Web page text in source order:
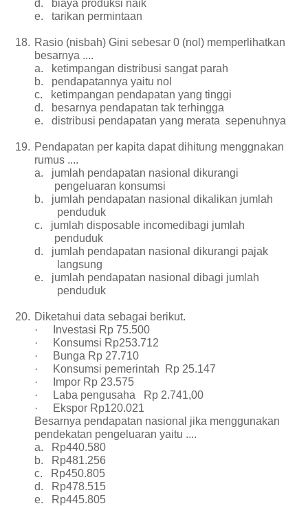
d.
biaya produksi naik
e.
tarikan permintaan
18. Rasio (nisbah) Gini sebesar 0 (nol) memperlihatkan
besarnya ....
a.
ketimpangan distribusi sangat parah
b.
pendapatannya yaitu nol
c.
ketimpangan pendapatan yang tinggi
d.
besarnya pendapatan tak terhingga
e.
distribusi pendapatan yang merata sepenuhnya
19. Pendapatan per kapita dapat dihitung menggnakan
rumus ....
a.
jumlah pendapatan nasional dikurangi
pengeluaran konsumsi
b.
jumlah pendapatan nasional dikalikan jumlah
penduduk
c.
jumlah disposable incomedibagi jumlah
penduduk
d.
jumlah pendapatan nasional dikurangi pajak
langsung
e.
jumlah pendapatan nasional dibagi jumlah
penduduk
20. Diketahui data sebagai berikut.
·
Investasi Rp 75.500
·
Konsumsi Rp253.712
·
Bunga Rp 27.710
·
Konsumsi pemerintah Rp 25.147
·
Impor Rp 23.575
·
Laba pengusaha Rp 2.741,00
·
Ekspor Rp120.021
Besarnya pendapatan nasional jika menggunakan
pendekatan pengeluaran yaitu ....
a.
Rp440.580
b.
Rp481.256
c.
Rp450.805
d.
Rp478.515
e.
Rp445.805